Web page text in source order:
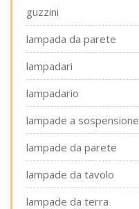
guzzini
lampada da parete
lampadari
lampadario
lampade a sospensione
lampade da parete
lampade da tavolo
lampade da terra